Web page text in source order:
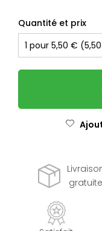
Quantité et prix
gratuite